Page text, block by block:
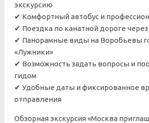
экскурсию
✔ Комфортный автобус и
✔ Поездка по канатной дороге
✔ Панорамные виды на Воробьевы
«Лужники»
✔ Возможность задать вопросы и
гидом
✔ Удобные даты и фиксированное
отправления
Обзорная экскурсия «Москва